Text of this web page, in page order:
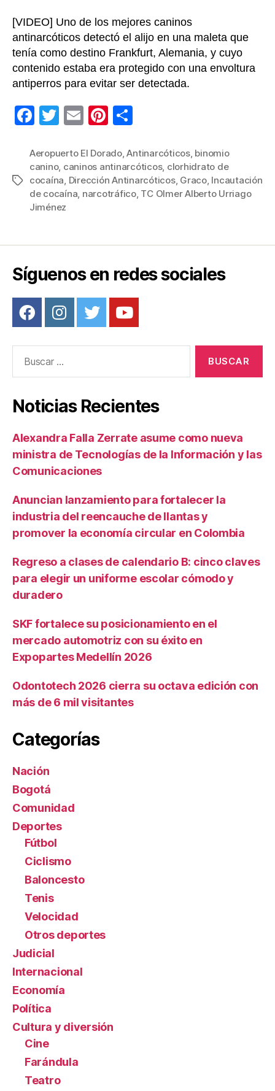
[VIDEO] Uno de los mejores caninos
antinarcóticos detectó el alijo en una maleta que
tenía como destino Frankfurt, Alemania, y cuyo
contenido estaba era protegido con una envoltura
antiperros para evitar ser detectada.
F
c
e
b
o
k
T
tt
er
E
ail
Pi
er
e
st
m
p
ar
Etiquetas
Aeropuerto El Dorado,Antinarcóticos, binomio
canino, caninos antinarcóticos, clorhidrato de
cocaína, Dirección Antinarcóticos, Graco, Incautación
de cocaína, narcotráfico, TC Olmer Alberto Urriago
Jiménez
Síguenos en redes sociales
Noticias Recientes
Alexandra Falla Zerrate asume como nueva
ministra de Tecnologías de la Información y las
Comunicaciones
Anuncian lanzamiento para fortalecer la
industria del reencauche de llantas y
promover la economía circular en Colombia
Regreso a clases de calendario B: cinco claves
para elegir un uniforme escolar cómodo y
duradero
SKF fortalece su posicionamiento en el
mercado automotriz con su éxito en
Expopartes Medellín 2026
Odontotech 2026 cierra su octava edición con
más de 6 mil visitantes
Categorías
Nación
Bogotá
Comunidad
Deportes
Fútbol
Ciclismo
Baloncesto
Tenis
Velocidad
Otros deportes
Judicial
Internacional
Economía
Política
Cultura y diversión
Cine
Farándula
Teatro